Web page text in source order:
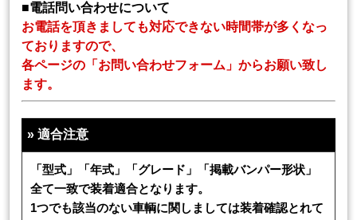
■電話問い合わせについて
お電話を頂きましても対応できない時間帯が多くなっ
ておりますので、
各ページの「お問い合わせフォーム」からお願い致し
ます。
»適合注意
「型式」「年式」「グレード」「掲載バンパー形状」
全て一致で装着適合となります。
1つでも該当のない車輌に関しましては装着確認とれて